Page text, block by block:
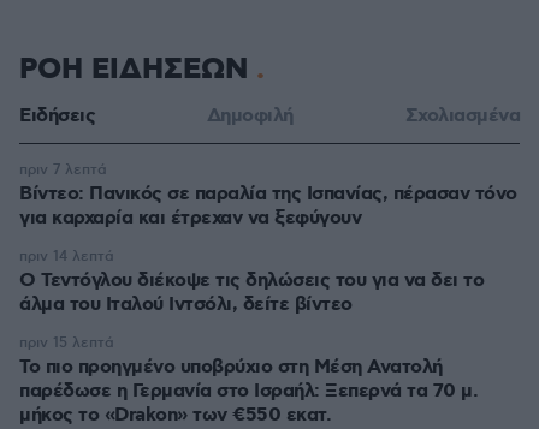
ΡΟΗ ΕΙΔΗΣΕΩΝ
Ειδήσεις Δημοφιλή Σχολιασμένα
Βίντεο: Πανικός σε παραλία της Ισπανίας, πέρασαν τόνο
για καρχαρία και έτρεχαν να ξεφύγουν
πριν 7 λεπτά
Ο Τεντόγλου διέκοψε τις δηλώσεις του για να δει το
άλμα του Ιταλού Ιντσόλι, δείτε βίντεο
πριν 14 λεπτά
Το πιο προηγμένο υποβρύχιο στη Μέση Ανατολή
παρέδωσε η Γερμανία στο Ισραήλ: Ξεπερνά τα 70 μ.
μήκος το «Drakon» των €550 εκατ.
πριν 15 λεπτά